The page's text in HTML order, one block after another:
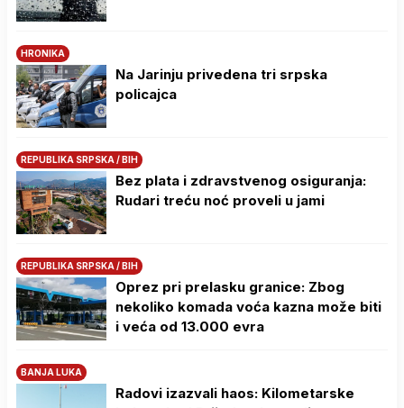
HRONIKA
Na Јarinju privedena tri srpska
policajca
REPUBLIKA SRPSKA / BIH
Bez plata i zdravstvenog osiguranja:
Rudari treću noć proveli u jami
REPUBLIKA SRPSKA / BIH
Oprez pri prelasku granice: Zbog
nekoliko komada voća kazna može biti
i veća od 13.000 evra
BANJA LUKA
Radovi izazvali haos: Kilometarske